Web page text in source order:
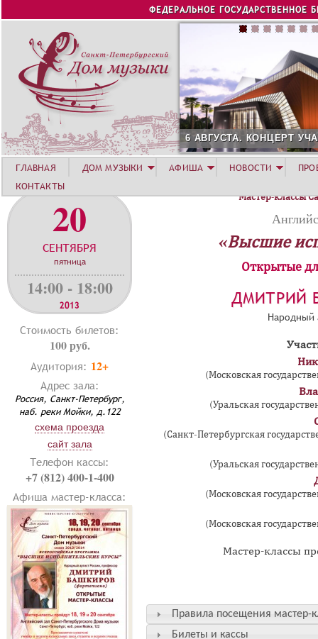
Jump to navigation
ФЕДЕРАЛЬНОЕ ГОСУДАРСТВЕННОЕ
6 АВГУСТА. КОНЦЕРТ
20
СЕНТЯБРЯ
пятница
14:00 - 18:00
2013
Стоимость билетов:
100 руб.
Аудитория: 12+
Адрес зала:
Россия, Санкт-Петербург,
наб. реки Мойки, д.122
схема проезда
сайт зала
Телефон кассы:
+7 (812) 400-1-400
Афиша мастер-класса:
Мастер-классы
«Высшие
Открытые
ДМИТРИЙ
Народный
(Московская
(Уральская
(Санкт-Петербургская
(Уральская
(Московская
(Московская
Мастер-классы
Правила посещения мастер-
Билеты и кассы
ГЛАВНАЯ ДОМ МУЗЫКИ АФИША НОВОСТИ
КОНТАКТЫ